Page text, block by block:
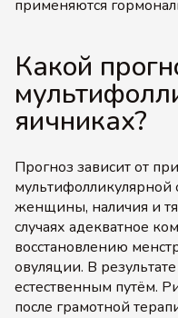
применяются
Какой
яичниках?
Прогноз зависит от
мультифолликулярной
женщины, наличия и
случаях адекватное
восстановлению
овуляции. В
естественным путём.
после грамотной